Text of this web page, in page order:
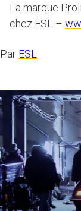
La marque
chez ESL –
Par ESL